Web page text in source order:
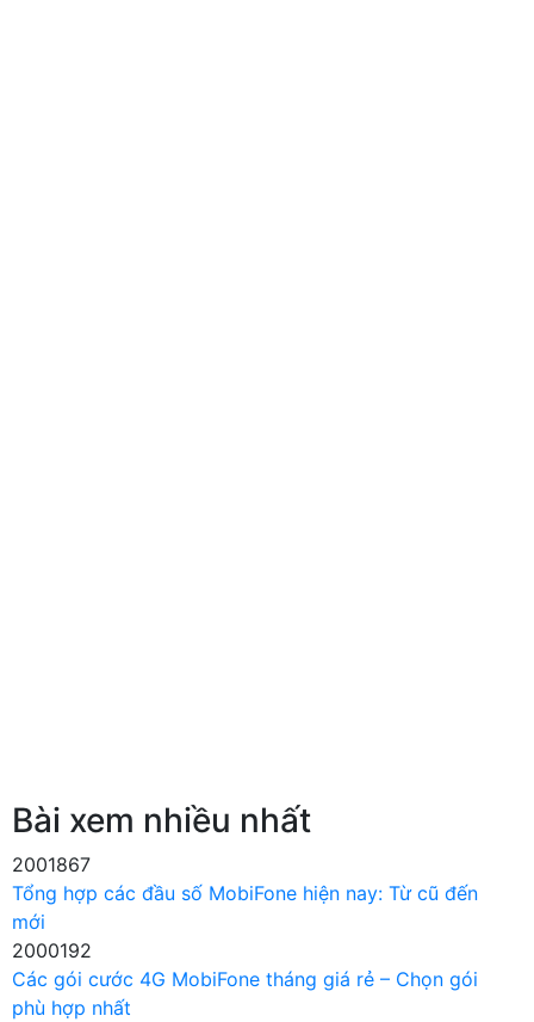
Bài xem nhiều nhất
2001867
Tổng hợp các đầu số MobiFone hiện nay: Từ cũ đến
mới
2000192
Các gói cước 4G MobiFone tháng giá rẻ – Chọn gói
phù hợp nhất